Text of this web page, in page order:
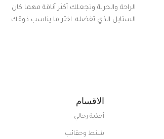
الراحة والحرية وتجعلك أكثر أناقة مهما كان
الستايل الذي تفضله. اختر ما يناسب ذوقك
الاقسام
أحذية رجالي
شنط وحقائب